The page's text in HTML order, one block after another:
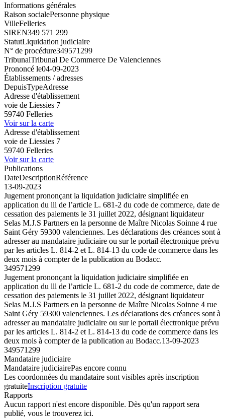
Informations générales
Raison socialePersonne physique
VilleFelleries
SIREN349 571 299
StatutLiquidation judiciaire
N° de procédure349571299
TribunalTribunal De Commerce De Valenciennes
Prononcé le04-09-2023
Établissements / adresses
DepuisTypeAdresse
Adresse d'établissement
voie de Liessies 7
59740 Felleries
Voir sur la carte
Adresse d'établissement
voie de Liessies 7
59740 Felleries
Voir sur la carte
Publications
DateDescriptionRéférence
13-09-2023
Jugement prononçant la liquidation judiciaire simplifiée en
application du lll de l’article L. 681-2 du code de commerce, date de
cessation des paiements le 31 juillet 2022, désignant liquidateur
Selas M.J.S Partners en la personne de Maître Nicolas Soinne 4 rue
Saint Géry 59300 valenciennes. Les déclarations des créances sont à
adresser au mandataire judiciaire ou sur le portail électronique prévu
par les articles L. 814-2 et L. 814-13 du code de commerce dans les
deux mois à compter de la publication au Bodacc.
349571299
Jugement prononçant la liquidation judiciaire simplifiée en
application du lll de l’article L. 681-2 du code de commerce, date de
cessation des paiements le 31 juillet 2022, désignant liquidateur
Selas M.J.S Partners en la personne de Maître Nicolas Soinne 4 rue
Saint Géry 59300 valenciennes. Les déclarations des créances sont à
adresser au mandataire judiciaire ou sur le portail électronique prévu
par les articles L. 814-2 et L. 814-13 du code de commerce dans les
deux mois à compter de la publication au Bodacc.13-09-2023
349571299
Mandataire judiciaire
Mandataire judiciairePas encore connu
Les coordonnées du mandataire sont visibles après inscription
gratuiteInscription gratuite
Rapports
Aucun rapport n'est encore disponible. Dès qu'un rapport sera
publié, vous le trouverez ici.